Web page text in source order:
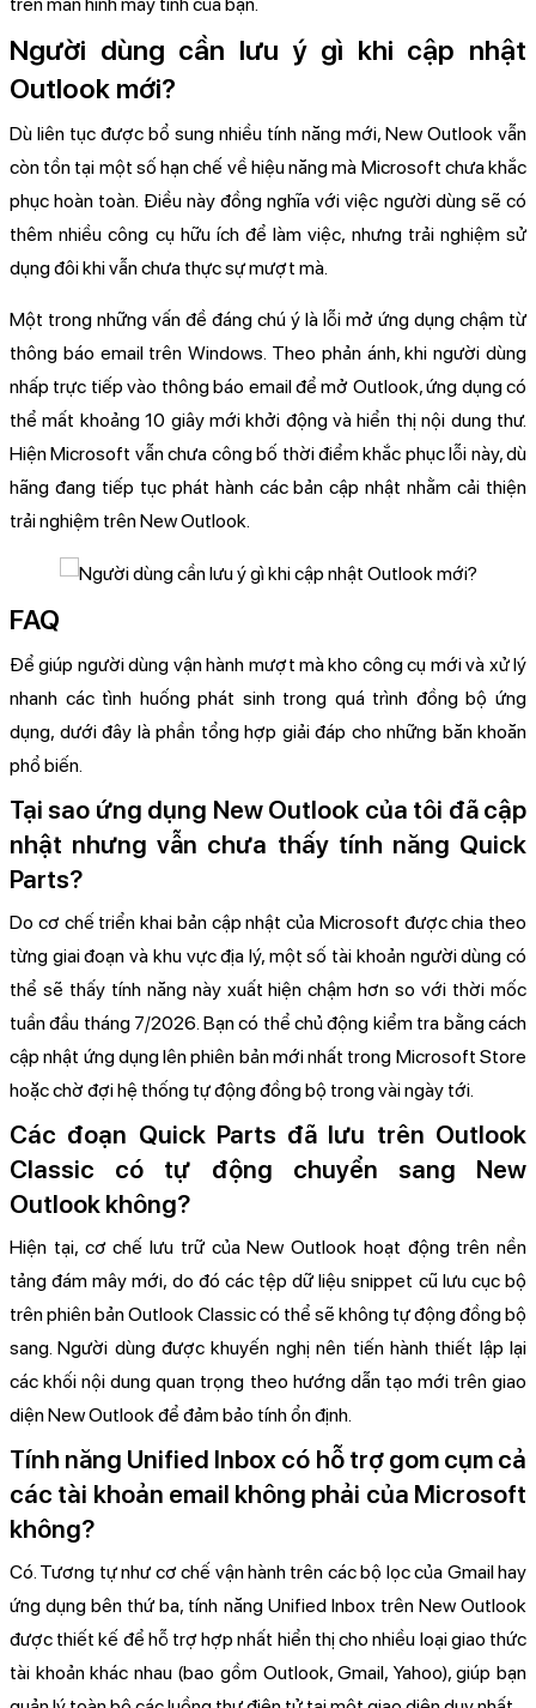
Người dùng cần lưu ý gì khi cập nhật
Outlook mới?
Dù liên tục được bổ sung nhiều tính năng mới, New Outlook vẫn
còn tồn tại một số hạn chế về hiệu năng mà Microsoft chưa khắc
phục hoàn toàn. Điều này đồng nghĩa với việc người dùng sẽ có
thêm nhiều công cụ hữu ích để làm việc, nhưng trải nghiệm sử
dụng đôi khi vẫn chưa thực sự mượt mà.
Một trong những vấn đề đáng chú ý là lỗi mở ứng dụng chậm từ
thông báo email trên Windows. Theo phản ánh, khi người dùng
nhấp trực tiếp vào thông báo email để mở Outlook, ứng dụng có
thể mất khoảng 10 giây mới khởi động và hiển thị nội dung thư.
Hiện Microsoft vẫn chưa công bố thời điểm khắc phục lỗi này, dù
hãng đang tiếp tục phát hành các bản cập nhật nhằm cải thiện
trải nghiệm trên New Outlook.
FAQ
Để giúp người dùng vận hành mượt mà kho công cụ mới và xử lý
nhanh các tình huống phát sinh trong quá trình đồng bộ ứng
dụng, dưới đây là phần tổng hợp giải đáp cho những băn khoăn
phổ biến.
Tại sao ứng dụng New Outlook của tôi đã cập
nhật nhưng vẫn chưa thấy tính năng Quick
Parts?
Do cơ chế triển khai bản cập nhật của Microsoft được chia theo
từng giai đoạn và khu vực địa lý, một số tài khoản người dùng có
thể sẽ thấy tính năng này xuất hiện chậm hơn so với thời mốc
tuần đầu tháng 7/2026. Bạn có thể chủ động kiểm tra bằng cách
cập nhật ứng dụng lên phiên bản mới nhất trong Microsoft Store
hoặc chờ đợi hệ thống tự động đồng bộ trong vài ngày tới.
Các đoạn Quick Parts đã lưu trên Outlook
Classic có tự động chuyển sang New
Outlook không?
Hiện tại, cơ chế lưu trữ của New Outlook hoạt động trên nền
tảng đám mây mới, do đó các tệp dữ liệu snippet cũ lưu cục bộ
trên phiên bản Outlook Classic có thể sẽ không tự động đồng bộ
sang. Người dùng được khuyến nghị nên tiến hành thiết lập lại
các khối nội dung quan trọng theo hướng dẫn tạo mới trên giao
diện New Outlook để đảm bảo tính ổn định.
Tính năng Unified Inbox có hỗ trợ gom cụm cả
các tài khoản email không phải của Microsoft
không?
Có. Tương tự như cơ chế vận hành trên các bộ lọc của Gmail hay
ứng dụng bên thứ ba, tính năng Unified Inbox trên New Outlook
được thiết kế để hỗ trợ hợp nhất hiển thị cho nhiều loại giao thức
tài khoản khác nhau (bao gồm Outlook, Gmail, Yahoo), giúp bạn